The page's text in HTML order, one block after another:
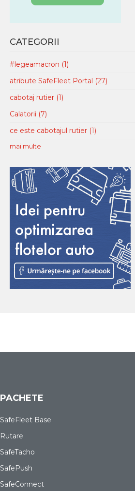
CATEGORII
#legeamacron (1)
atribute SafeFleet Portal (27)
cabotaj rutier (1)
Calatorii (7)
ce este cabotajul rutier (1)
mai multe
PACHETE
SafeFleet Base
Rutare
SafeTacho
SafePush
SafeConnect